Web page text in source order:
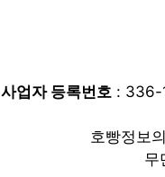
사업자 등록번호 : 336-
호빵정보
무